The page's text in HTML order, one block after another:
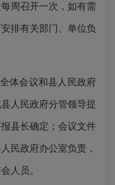
周召开一次，如有需
排有关部门、单位负
体会议和县人民政府
人民政府分管领导提
县长确定；会议文件
民政府办公室负责，
人员。